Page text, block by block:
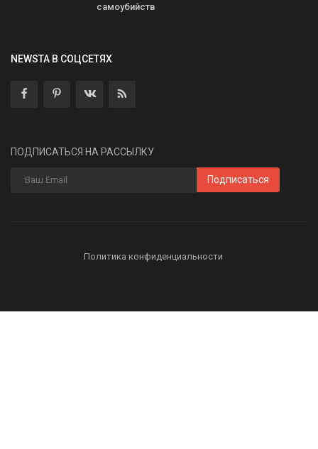
самоубийств
NEWSTA В СОЦСЕТЯХ
ПОДПИСАТЬСЯ НА РАССЫЛКУ
Подписаться
Политика конфиденциальности